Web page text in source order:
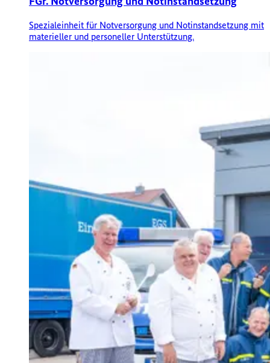
Spezialeinheit für Notversorgung und Notinstandsetzung mit
materieller und personeller Unterstützung.